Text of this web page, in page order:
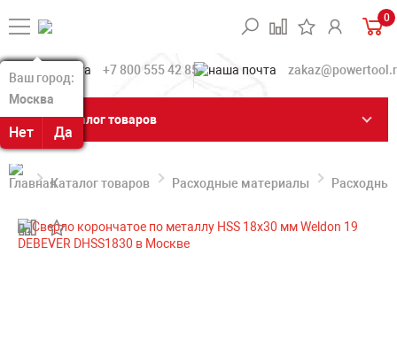
Ваш город:
Москва
Нет Да
Ваш город:
Москва
Нет Да
0
+7 800 555 42 85
Каталог товаров
Каталог товаров Расходные материалы